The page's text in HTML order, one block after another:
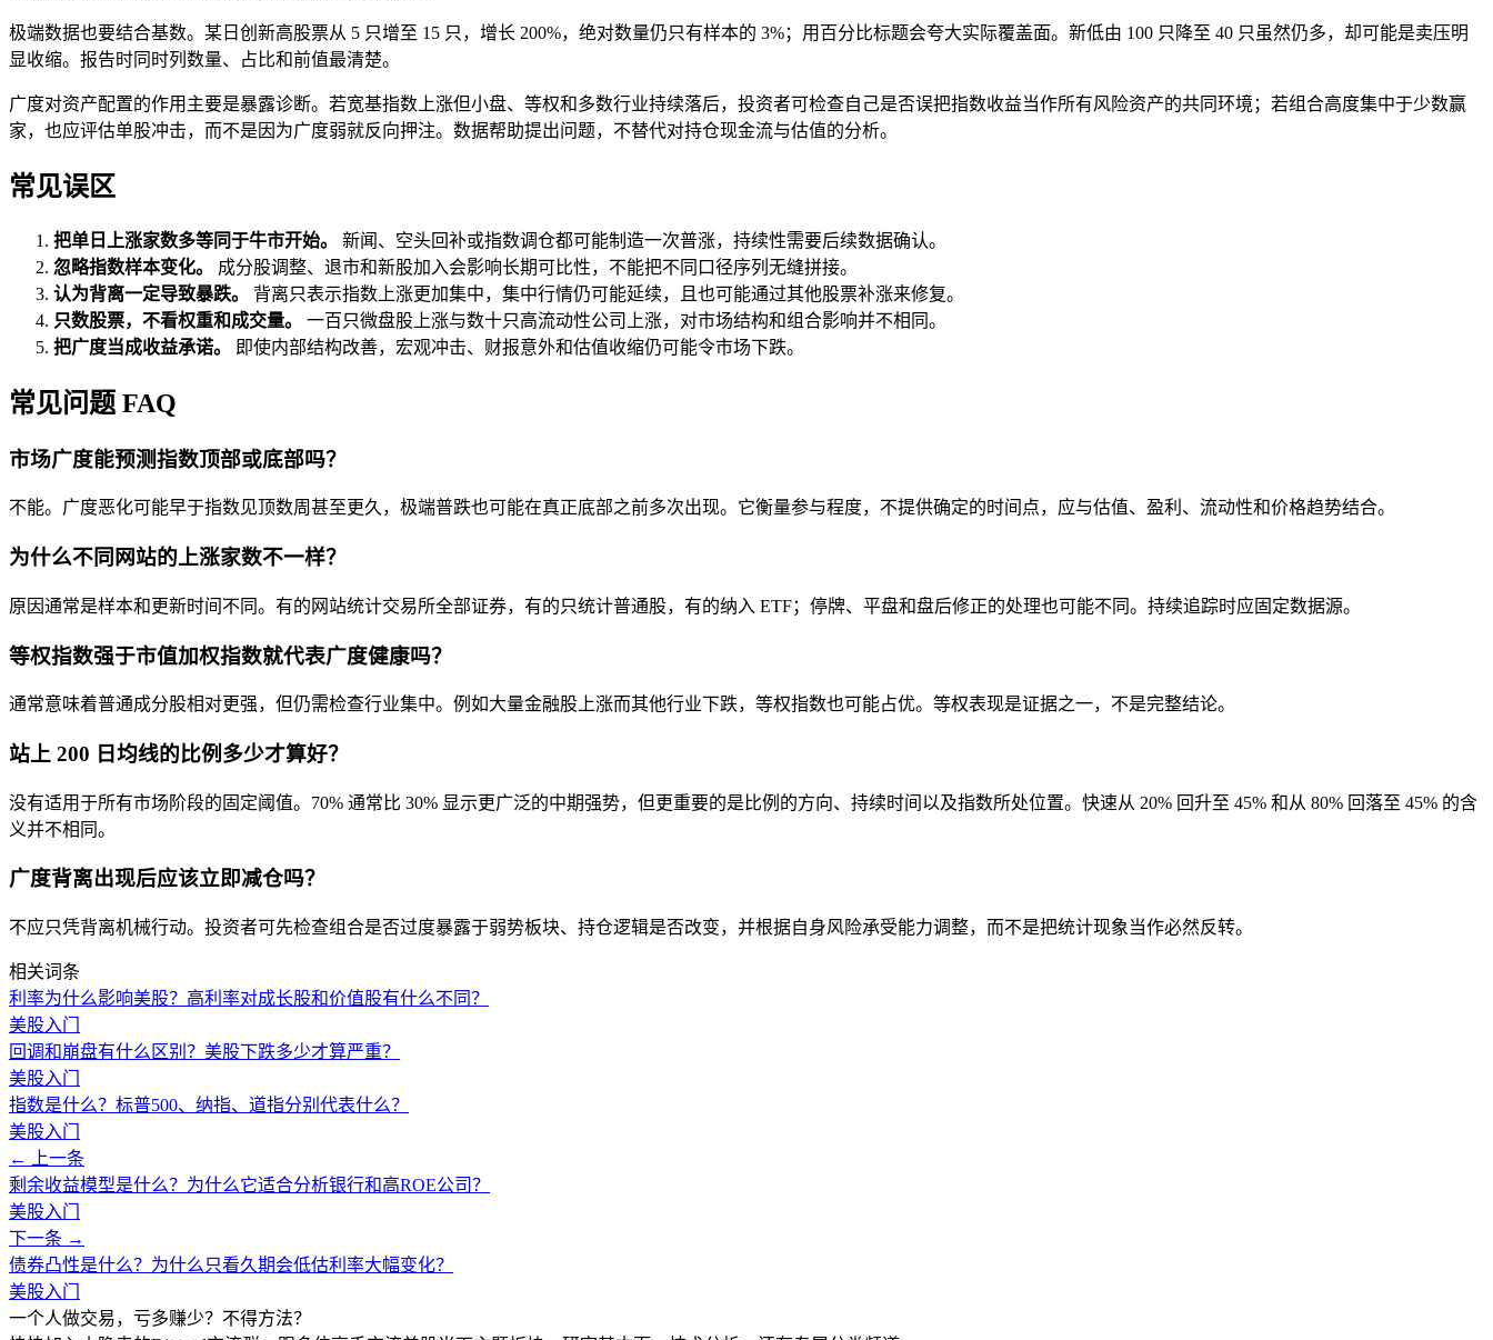
极端数据也要结合基数。某日创新高股票从 5 只增至 15 只，增长 200%，绝对数量仍只有样本的 3%；用百分比标题会夸大实际覆盖面。新低由 100 只降至 40 只虽然仍多，却可能是卖压明
显收缩。报告时同时列数量、占比和前值最清楚。
广度对资产配置的作用主要是暴露诊断。若宽基指数上涨但小盘、等权和多数行业持续落后，投资者可检查自己是否误把指数收益当作所有风险资产的共同环境；若组合高度集中于少数赢
家，也应评估单股冲击，而不是因为广度弱就反向押注。数据帮助提出问题，不替代对持仓现金流与估值的分析。
常见误区
把单日上涨家数多等同于牛市开始。
新闻、空头回补或指数调仓都可能制造一次普涨，持续性需要后续数据确认。
忽略指数样本变化。
成分股调整、退市和新股加入会影响长期可比性，不能把不同口径序列无缝拼接。
认为背离一定导致暴跌。
背离只表示指数上涨更加集中，集中行情仍可能延续，且也可能通过其他股票补涨来修复。
只数股票，不看权重和成交量。
一百只微盘股上涨与数十只高流动性公司上涨，对市场结构和组合影响并不相同。
把广度当成收益承诺。
即使内部结构改善，宏观冲击、财报意外和估值收缩仍可能令市场下跌。
常见问题 FAQ
市场广度能预测指数顶部或底部吗？
不能。广度恶化可能早于指数见顶数周甚至更久，极端普跌也可能在真正底部之前多次出现。它衡量参与程度，不提供确定的时间点，应与估值、盈利、流动性和价格趋势结合。
为什么不同网站的上涨家数不一样？
原因通常是样本和更新时间不同。有的网站统计交易所全部证券，有的只统计普通股，有的纳入 ETF；停牌、平盘和盘后修正的处理也可能不同。持续追踪时应固定数据源。
等权指数强于市值加权指数就代表广度健康吗？
通常意味着普通成分股相对更强，但仍需检查行业集中。例如大量金融股上涨而其他行业下跌，等权指数也可能占优。等权表现是证据之一，不是完整结论。
站上 200 日均线的比例多少才算好？
没有适用于所有市场阶段的固定阈值。70% 通常比 30% 显示更广泛的中期强势，但更重要的是比例的方向、持续时间以及指数所处位置。快速从 20% 回升至 45% 和从 80% 回落至 45% 的含
义并不相同。
广度背离出现后应该立即减仓吗？
不应只凭背离机械行动。投资者可先检查组合是否过度暴露于弱势板块、持仓逻辑是否改变，并根据自身风险承受能力调整，而不是把统计现象当作必然反转。
相关词条
利率为什么影响美股？高利率对成长股和价值股有什么不同？
美股入门
回调和崩盘有什么区别？美股下跌多少才算严重？
美股入门
指数是什么？标普500、纳指、道指分别代表什么？
美股入门
← 上一条
剩余收益模型是什么？为什么它适合分析银行和高ROE公司？
美股入门
下一条 →
债券凸性是什么？为什么只看久期会低估利率大幅变化？
美股入门
一个人做交易，亏多赚少？不得方法？